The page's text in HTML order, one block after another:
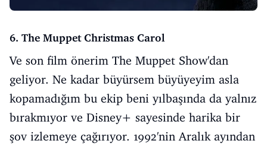
6. The Muppet Christmas Carol
Ve son film önerim The Muppet Show'dan
geliyor. Ne kadar büyürsem büyüyeyim asla
kopamadığım bu ekip beni yılbaşında da yalnız
bırakmıyor ve Disney+ sayesinde harika bir
şov izlemeye çağırıyor. 1992'nin Aralık ayından